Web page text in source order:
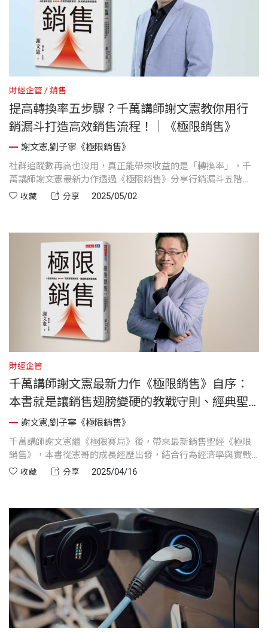
財經企管 銷售
提高轉換率五步驟？千萬講師謝文憲教你用行
銷漏斗打造高效銷售流程！｜《極限銷售》
謝文憲,劉子寧《極限銷售》
社群追蹤數再高也沒用，真正能帶來收益的是「轉換率」，千
萬講師謝文憲最新力作透過《極限銷售》分享行銷漏斗五階
段，教你如何把人氣轉為實際收入，打造有價值的個人品牌。
收藏 分享 2025/05/02
財經企管
千萬講師謝文憲最新力作《極限銷售》自序：
本書就是讓銷售翅膀變硬的教戰守則、經典聖
經！謝文憲,劉子寧《極限銷售》
千萬講師謝文憲繼《極限賽局》後，帶來最新銷售聖經《極限
銷售》，本書從憲哥的成長經歷出發，結合行為經濟學與實戰
技巧，拆解跨產業都適用的銷售底層邏輯，是一部兼具故事性
收藏 分享 2025/04/16